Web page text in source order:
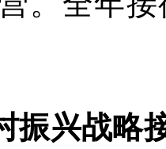
振兴战略